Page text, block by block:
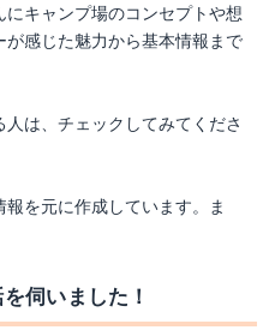
キャンプ場のコンセプトや想
感じた魅力から基本情報まで
は、チェックしてみてくださ
を元に作成しています。ま
伺いました！